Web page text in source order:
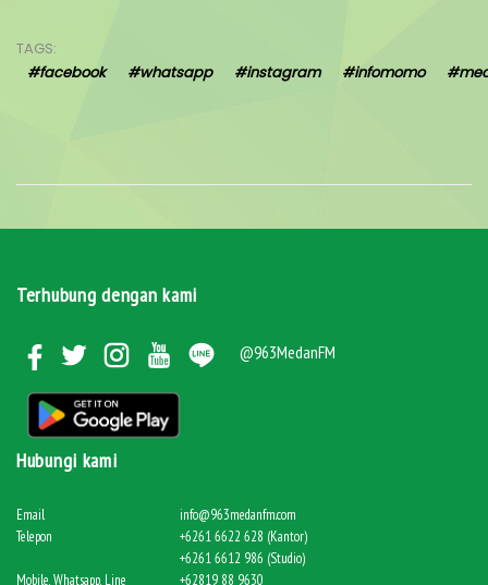
TAGS:
#facebook
#whatsapp #instagram #infomomo
Terhubung dengan kami
@963MedanFM
Hubungi kami
Email
info@963medanfm.com
Telepon
+6261 6622 628 (Kantor)
+6261 6612 986 (Studio)
Mobile, Whatsapp, Line
+62819 88 9630